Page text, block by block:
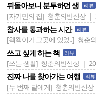
뒤돌아보니 분투하던 생 리뷰
[자기만의 집] 청춘의반신상 |
참사를 통과하는 시간 리뷰
[왝왝이가 그곳에 있었..] 청춘
쓰고 싶게 하는 책 리뷰
[쓰는 생활] 청춘의반신상 |
진짜 나를 찾아가는 여행 리뷰
[두 번째 달에게] 청춘의반신